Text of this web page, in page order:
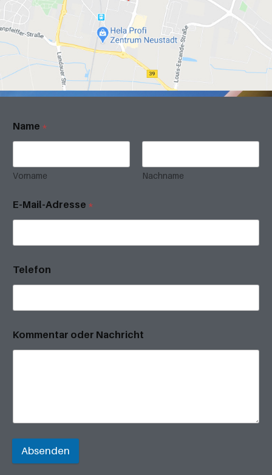
Name *
Vorname Nachname
E-Mail-Adresse *
Telefon
Kommentar oder Nachricht
Absenden